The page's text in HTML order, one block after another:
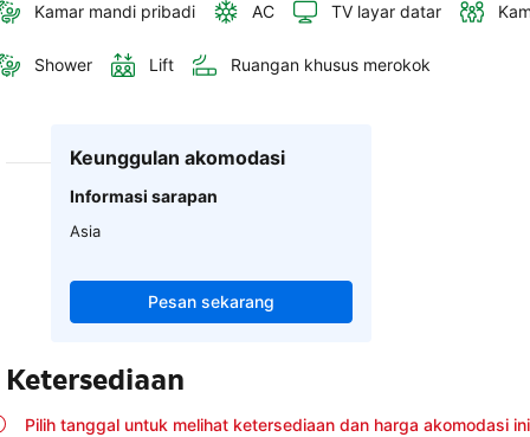
Kamar mandi pribadi AC TV layar datar
Shower Lift Ruangan khusus merokok
Keunggulan akomodasi
Informasi sarapan
Asia
Pesan sekarang
Ketersediaan
Pilih tanggal untuk melihat ketersediaan dan harga akomodasi ini